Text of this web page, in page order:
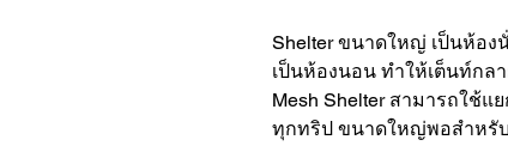
Shelter ขนาดใหญ่ เป็นห้อง
เป็นห้องนอน ทำให้เต็นท์กล
Mesh Shelter สามารถใช้แ
ทุกทริป ขนาดใหญ่พอสำหรั